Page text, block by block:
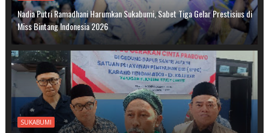
Nadia Putri Ramadhani Harumkan Sukabumi, Sabet Tiga Gelar Prestisius di
Miss Bintang Indonesia 2026
SUKABUMI